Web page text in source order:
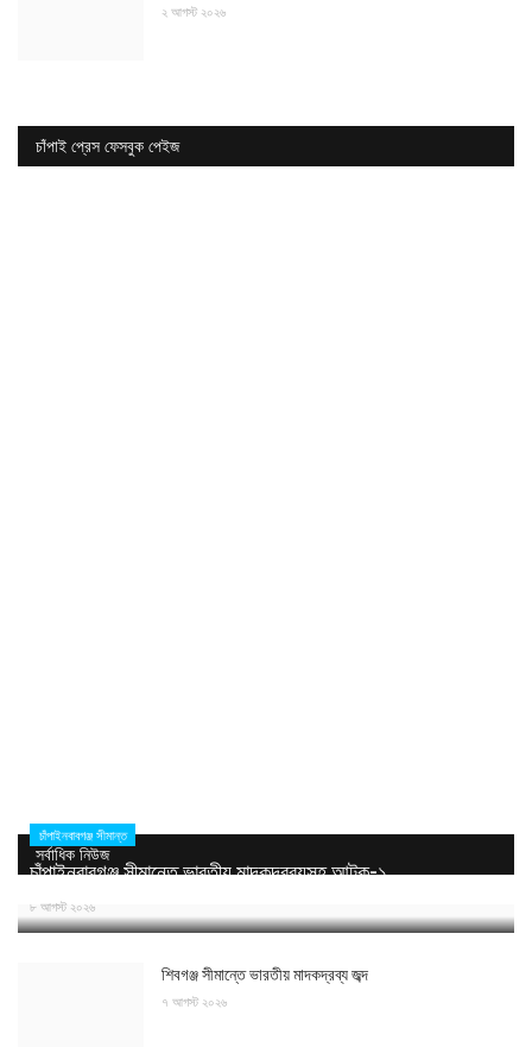
২ আগস্ট ২০২৬
চাঁপাই প্রেস ফেসবুক পেইজ
সর্বাধিক নিউজ
চাঁপাইনবাবগঞ্জ সীমান্ত
চাঁপাইনবাবগঞ্জ সীমান্তে ভারতীয় মাদকদ্রব্যসহ আটক-১
৮ আগস্ট ২০২৬
শিবগঞ্জ সীমান্তে ভারতীয় মাদকদ্রব্য জব্দ
৭ আগস্ট ২০২৬